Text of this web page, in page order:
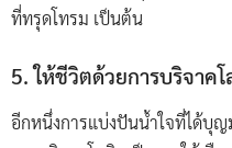
ที่ทรุดโทรม เป็นต้น
5. ให้ชีวิตด้วยการบริจาค
อีกหนึ่งการแบ่งปันน้ำใจที่ได้บุ